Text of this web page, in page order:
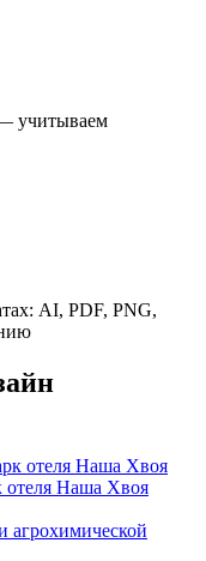
учитываем
AI, PDF, PNG,
отеля Наша Хвоя